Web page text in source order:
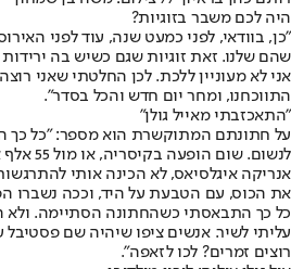
היה לכם משבר בזוגיות?
"כן, בוודאי, לפני כמעט שנה, עוד לפני
שהם שלנו. זאת זוגיות שגם כשיש בה
אני לא מעוניין ללכת. לכן החלטתי שאני
התווכחנו, ומחר יום חדש והכל בסדר".
"התאכזבתי מאייל גולן"
על חתונתם המתוקשרת הוא מספר: "כל כך
לנשום. שום
אנריקה איגלסיאס, לא הכינה אותי
את הכוס, עם הטבעת על היד, וככה נשברו
כל כך התבאסתי כשהחתונה הסתיימה. ולא
עליתי לשיר. אנשים ציפו שיהיה שם פסטיבל
רוצים זמרים? לכו לזאפה".